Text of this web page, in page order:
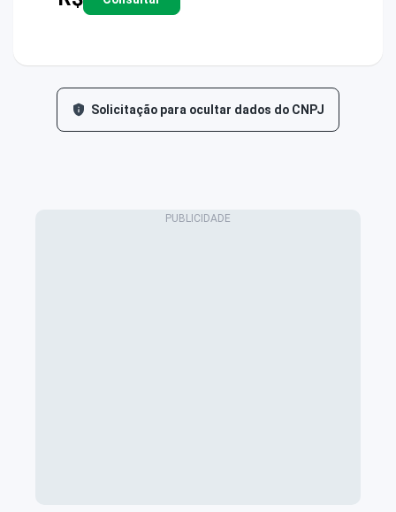
Solicitação para ocultar dados do CNPJ